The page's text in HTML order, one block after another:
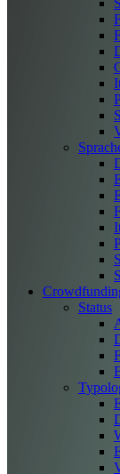
Status